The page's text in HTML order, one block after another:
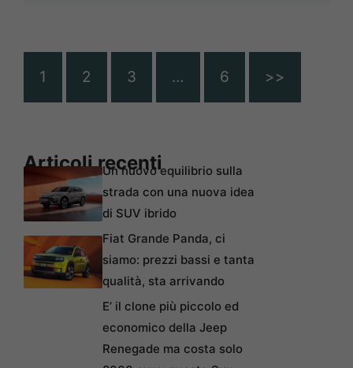
1 2 3 … 6 >>
Articoli recentiUn nuovo equilibrio sulla
strada con una nuova idea
di SUV ibrido
Fiat Grande Panda, ci
siamo: prezzi bassi e tanta
qualità, sta arrivando
E’ il clone più piccolo ed
economico della Jeep
Renegade ma costa solo